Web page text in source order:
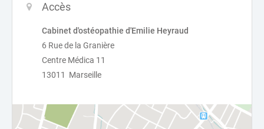
Accès
Cabinet d'ostéopathie d'Emilie Heyraud
6 Rue de la Granière
Centre Médica 11
13011 Marseille